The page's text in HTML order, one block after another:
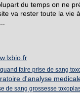
du temps on ne
va rester toute la vie
quand faire prise de sang
d'analyse
de sang grossesse